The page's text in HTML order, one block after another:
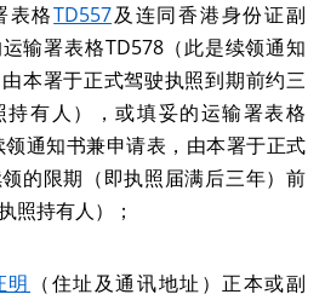
表格TD557及连同香港身份证副
输署表格TD578（此是续领通知
本署于正式驾驶执照到期前约三
持有人），或填妥的运输署表格
通知书兼申请表，由本署于正式
的限期（即执照届满后三年）前
照持有人）；
明 （住址及通讯地址）正本或副